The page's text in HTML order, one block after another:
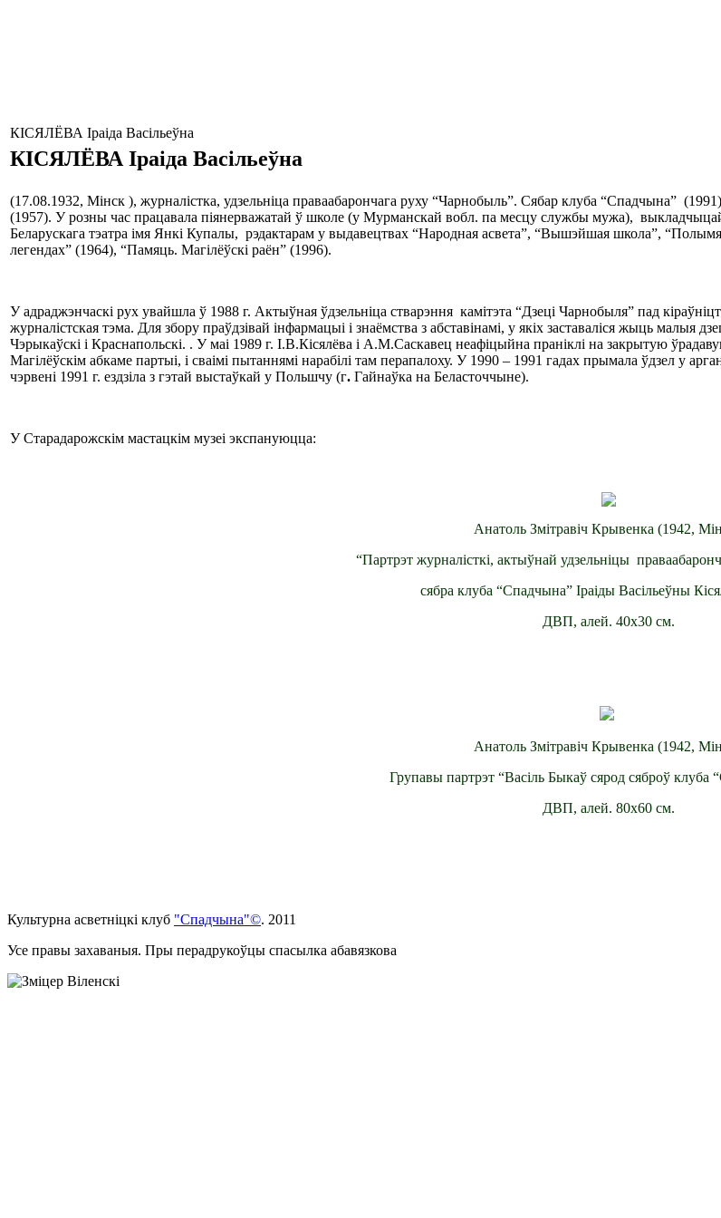
КІСЯЛЁВА Іраіда Васільеўна
КІСЯЛЁВАІраіда Васільеўна
(17.08.1932, Мінск ), журналістка, удзельніца праваабарончага руху “Чарнобыль”. Сябар клуба “Спадчына”
(1957). У розны час працавала піянерважатай ў школе (у Мурманскай вобл. па месцу службы мужа),
Беларускага тэатра імя Янкі Купалы, рэдактарам у выдавецтвах “Народная асвета”, “Вышэйшая школа”,
легендах” (1964), “Памяць. Магілёўскі раён” (1996).
У адраджэнчаскі рух увайшла ў 1988 г. Актыўная ўдзельніца стварэння камітэта “Дзеці Чарнобыля” пад
журналістская тэма. Для збору праўдзівай інфармацыі і знаёмства з абставінамі, у якіх заставаліся жыць малыя
Чэрыкаўскі і Краснапольскі. . У маі 1989 г. І.В.Кісялёва і А.М.Саскавец неафіцыйна праніклі на закрытую
Магілёўскім абкаме партыі, і сваімі пытаннямі нарабілі там перапалоху. У 1990 – 1991 гадах прымала ўдзел у
чэрвені 1991 г. ездзіла з гэтай выстаўкай у Польшчу (г. Гайнаўка на Беласточчыне).
У Старадарожскім мастацкім музеі экспануюцца:
Анатоль Змітравіч Крывенка (1942,
“Партрэт журналісткі, актыўнай удзельніцы
сябра клуба “Спадчына” Іраіды Васільеўны
ДВП, алей. 40х30 см.
Анатоль Змітравіч Крывенка (1942,
Групавы партрэт “Васіль Быкаў сярод сяброў клуба
ДВП, алей. 80х60 см.
Культурна асветнiцкi клуб "Спадчына"©. 2011
Усе правы захаваныя. Пры перадрукоўцы спасылка абавязкова